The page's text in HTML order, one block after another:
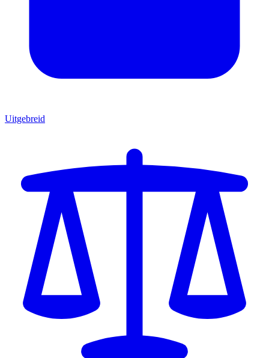
Uitgebreid